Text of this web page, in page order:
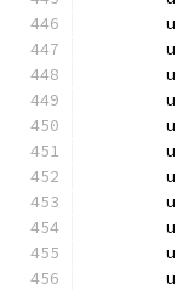
        u
        u
        u
        u
        u
        u
        u
        u
        u
        u
        u